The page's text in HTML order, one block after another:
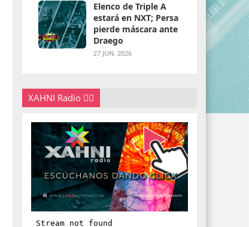
Elenco de Triple A
estará en NXT; Persa
pierde máscara ante
Draego
27 JUN. 2026
XAHNI Radio 👇🏽